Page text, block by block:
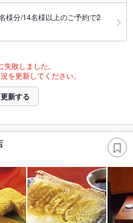
様分/14名様以上のご予約で2
敗しました。
を更新してください。
新する